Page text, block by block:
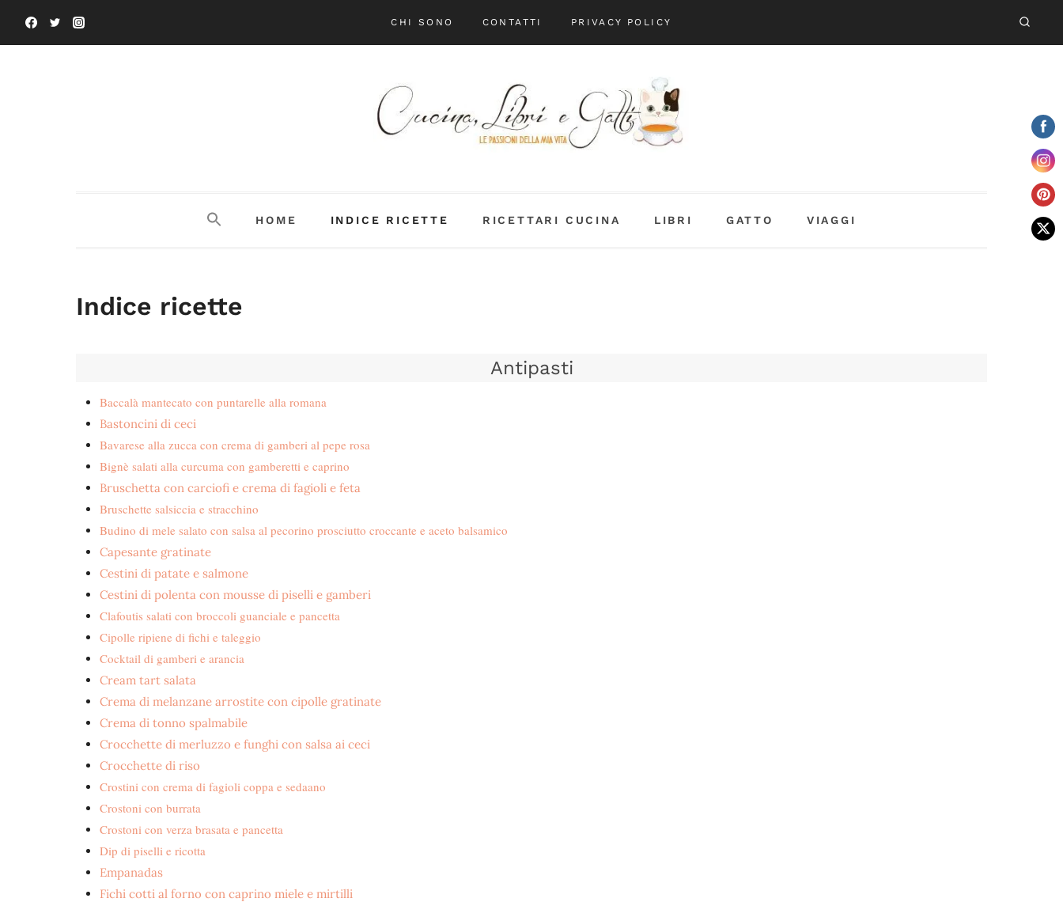
CHI SONO CONTATTI PRIVACY POLICY
HOME INDICE RICETTE RICETTARI CUCINA LIBRI GATTO VIAGGI
Indice ricette
Antipasti
Baccalà mantecato con puntarelle alla romana
Bastoncini di ceci
Bavarese alla zucca con crema di gamberi al pepe rosa
Bignè salati alla curcuma con gamberetti e caprino
Bruschetta con carciofi e crema di fagioli e feta
Bruschette salsiccia e stracchino
Budino di mele salato con salsa al pecorino prosciutto croccante e aceto balsamico
Capesante gratinate
Cestini di patate e salmone
Cestini di polenta con mousse di piselli e gamberi
Clafoutis salati con broccoli guanciale e pancetta
Cipolle ripiene di fichi e taleggio
Cocktail di gamberi e arancia
Cream tart salata
Crema di melanzane arrostite con cipolle gratinate
Crema di tonno spalmabile
Crocchette di merluzzo e funghi con salsa ai ceci
Crocchette di riso
Crostini con crema di fagioli coppa e sedaano
Crostoni con burrata
Crostoni con verza brasata e pancetta
Dip di piselli e ricotta
Empanadas
Fichi cotti al forno con caprino miele e mirtilli